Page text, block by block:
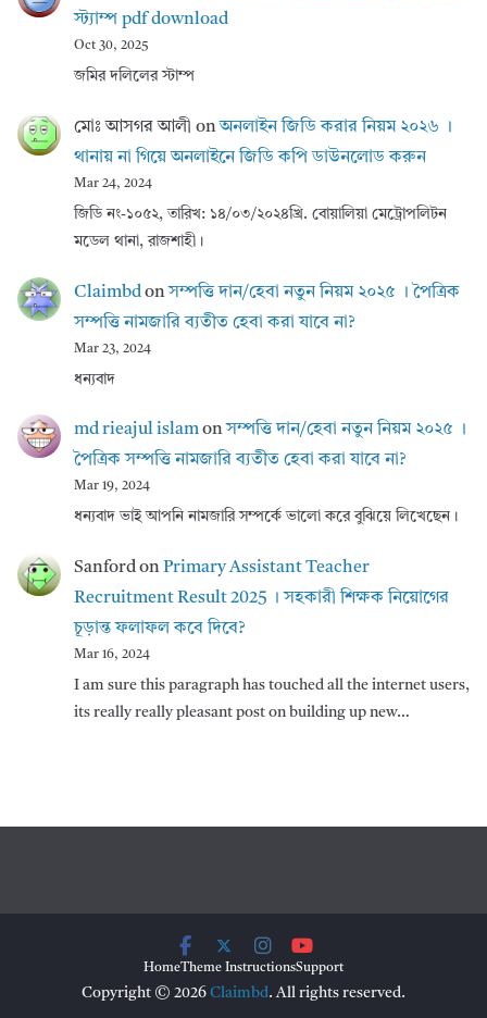
স্ট্যাম্প pdf download
Oct 30, 2025
জমির দলিলের স্টাম্প
মোঃ আসগর আলী onঅনলাইন জিডি করার নিয়ম ২০২৬ ।
থানায় না গিয়ে অনলাইনে জিডি কপি ডাউনলোড করুন
Mar 24, 2024
জিডি নং-১০৫২, তারিখ: ১৪/০৩/২০২৪খ্রি. বোয়ালিয়া মেট্রোপলিটন
মডেল থানা, রাজশাহী।
Claimbdonসম্পত্তি দান/হেবা নতুন নিয়ম ২০২৫ । পৈত্রিক
সম্পত্তি নামজারি ব্যতীত হেবা করা যাবে না?
Mar 23, 2024
ধন্যবাদ
md rieajul islamonসম্পত্তি দান/হেবা নতুন নিয়ম ২০২৫ ।
পৈত্রিক সম্পত্তি নামজারি ব্যতীত হেবা করা যাবে না?
Mar 19, 2024
ধন্যবাদ ভাই আপনি নামজারি সম্পর্কে ভালো করে বুঝিয়ে লিখেছেন।
SanfordonPrimary Assistant Teacher
Recruitment Result 2025 । সহকারী শিক্ষক নিয়োগের
চূড়ান্ত ফলাফল কবে দিবে?
Mar 16, 2024
I am sure this paragraph has touched all the internet users,
its really really pleasant post on building up new…
HomeTheme InstructionsSupport
Copyright © 2026 Claimbd. All rights reserved.